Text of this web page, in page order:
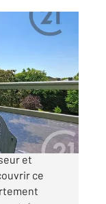
au pied
et
ce